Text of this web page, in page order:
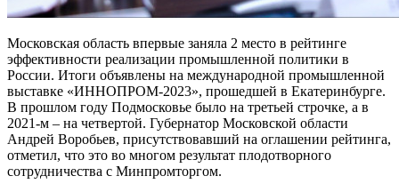
Московская область впервые заняла 2 место в рейтинге
эффективности реализации промышленной политики в
России. Итоги объявлены на международной промышленной
выставке «ИННОПРОМ-2023», прошедшей в Екатеринбурге.
В прошлом году Подмосковье было на третьей строчке, а в
2021-м – на четвертой. Губернатор Московской области
Андрей Воробьев, присутствовавший на оглашении рейтинга,
отметил, что это во многом результат плодотворного
сотрудничества с Минпромторгом.